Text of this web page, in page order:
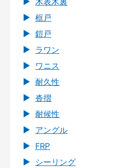
框戸
鎧戸
ラワン
ワニス
耐久性
沓摺
耐候性
アングル
FRP
シーリング